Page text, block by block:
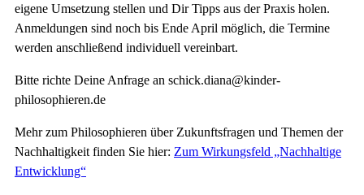
eigene Umsetzung stellen und Dir Tipps aus der Praxis holen.
Anmeldungen sind noch bis Ende April möglich, die Termine
werden anschließend individuell vereinbart.
Bitte richte Deine Anfrage an schick.diana@kinder-
philosophieren.de
Mehr zum Philosophieren über Zukunftsfragen und Themen der
Nachhaltigkeit finden Sie hier: Zum Wirkungsfeld „Nachhaltige
Entwicklung“